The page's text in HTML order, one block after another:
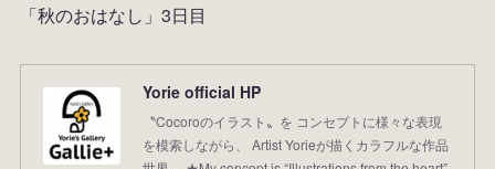
「秋のおはなし」3日目
Yorie official HP
〝Cocoroのイラスト〟を コンセプトに様々な表現
を模索しながら、 Artist Yorieが描くカラフルな作品